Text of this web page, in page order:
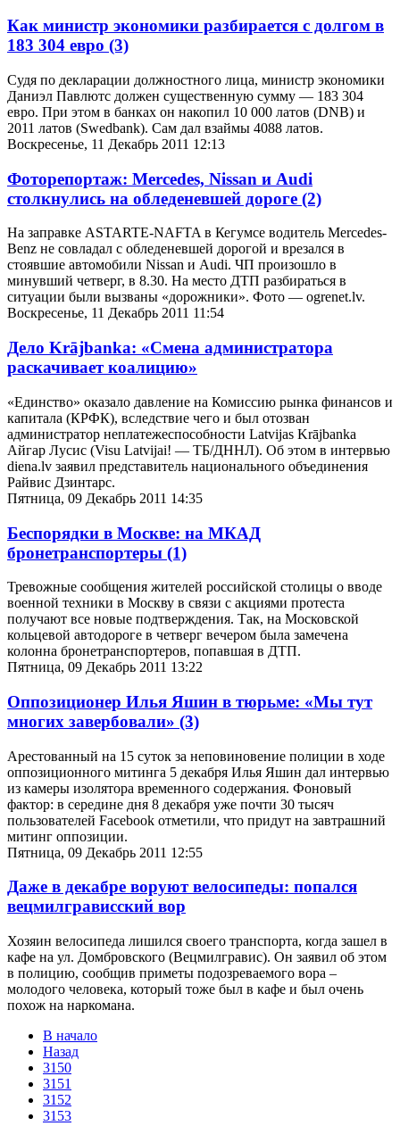
Как министр экономики разбирается с долгом в
183 304 евро (3)
Судя по декларации должностного лица, министр экономики
Даниэл Павлютс должен существенную сумму — 183 304
евро. При этом в банках он накопил 10 000 латов (DNB) и
2011 латов (Swedbank). Сам дал взаймы 4088 латов.
Воскресенье, 11 Декабрь 2011 12:13
Фоторепортаж: Mercedes, Nissan и Audi
столкнулись на обледеневшей дороге (2)
На заправке ASTARTE-NAFTA в Кегумсе водитель Mercedes-
Benz не совладал с обледеневшей дорогой и врезался в
стоявшие автомобили Nissan и Audi. ЧП произошло в
минувший четверг, в 8.30. На место ДТП разбираться в
ситуации были вызваны «дорожники». Фото — ogrenet.lv.
Воскресенье, 11 Декабрь 2011 11:54
Дело Krājbanka: «Смена администратора
раскачивает коалицию»
«Единство» оказало давление на Комиссию рынка финансов и
капитала (КРФК), вследствие чего и был отозван
администратор неплатежеспособности Latvijas Krājbanka
Айгар Лусис (Visu Latvijai! — ТБ/ДННЛ). Об этом в интервью
diena.lv заявил представитель национального объединения
Райвис Дзинтарс.
Пятница, 09 Декабрь 2011 14:35
Беспорядки в Москве: на МКАД
бронетранспортеры (1)
Тревожные сообщения жителей российской столицы о вводе
военной техники в Москву в связи с акциями протеста
получают все новые подтверждения. Так, на Московской
кольцевой автодороге в четверг вечером была замечена
колонна бронетранспортеров, попавшая в ДТП.
Пятница, 09 Декабрь 2011 13:22
Оппозиционер Илья Яшин в тюрьме: «Мы тут
многих завербовали» (3)
Арестованный на 15 суток за неповиновение полиции в ходе
оппозиционного митинга 5 декабря Илья Яшин дал интервью
из камеры изолятора временного содержания. Фоновый
фактор: в середине дня 8 декабря уже почти 30 тысяч
пользователей Facebook отметили, что придут на завтрашний
митинг оппозиции.
Пятница, 09 Декабрь 2011 12:55
Даже в декабре воруют велосипеды: попался
вецмилгрависский вор
Хозяин велосипеда лишился своего транспорта, когда зашел в
кафе на ул. Домбровского (Вецмилгравис). Он заявил об этом
в полицию, сообщив приметы подозреваемого вора –
молодого человека, который тоже был в кафе и был очень
похож на наркомана.
В начало
Назад
3150
3151
3152
3153